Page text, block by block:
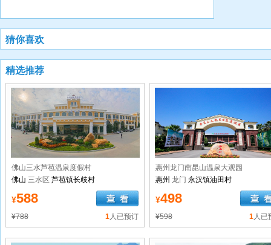
猜你喜欢
精选推荐
佛山三水芦苞温泉度假村
佛山 三水区 芦苞镇长歧村
¥588
¥788 1人已预订
惠州龙门南昆山温泉大观园
惠州 龙门 永汉镇油田村
¥498
¥598 1人已